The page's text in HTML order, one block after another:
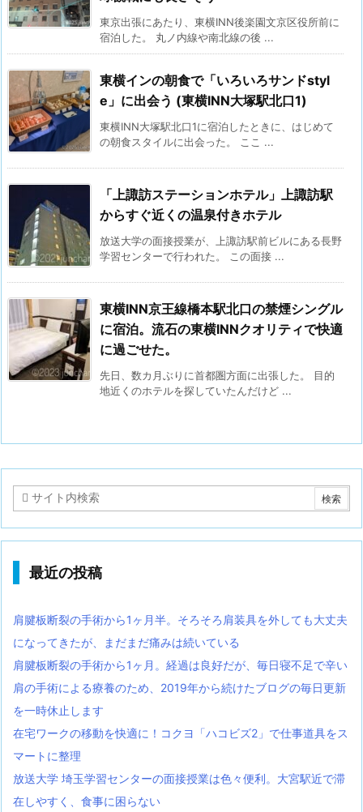
東京出張にあたり、東横INN後楽園文京区役所前に
宿泊した。 丸ノ内線や南北線の後 ...
東横インの朝食で「いろいろサンドstyl
e」に出会う (東横INN大塚駅北口1)
東横INN大塚駅北口1に宿泊したときに、はじめて
の朝食スタイルに出会った。 ここ ...
「上諏訪ステーションホテル」上諏訪駅
からすぐ近くの温泉付きホテル
放送大学の面接授業が、上諏訪駅前ビルにある長野
学習センターで行われた。 この面接 ...
東横INN京王線橋本駅北口の禁煙シングル
に宿泊。流石の東横INNクオリティで快適
に過ごせた。
先日、数カ月ぶりに首都圏方面に出張した。 目的
地近くのホテルを探していたんだけど ...
最近の投稿
肩腱板断裂の手術から1ヶ月半。そろそろ肩装具を外しても大丈夫
になってきたが、まだまだ痛みは続いている
肩腱板断裂の手術から1ヶ月。経過は良好だが、毎日寝不足で辛い
肩の手術による療養のため、2019年から続けたブログの毎日更新
を一時休止します
在宅ワークの移動を快適に！コクヨ「ハコビズ2」で仕事道具をス
マートに整理
放送大学 埼玉学習センターの面接授業は色々便利。大宮駅近で滞
在しやすく、食事に困らない